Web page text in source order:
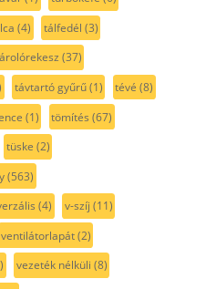
(4) tálfedél (3)
(37)
távtartó gyűrű(1) tévé (8)
(1) tömítés (67)
tüske (2)
(563)
(4) v-szíj (11)
ventilátorlapát(2)
vezeték nélküli (8)